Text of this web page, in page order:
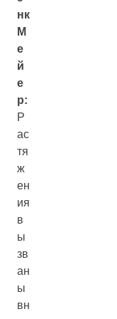
нк
М
е
й
е
р:
Р
ас
тя
ж
ен
ия
в
ы
зв
ан
ы
вн